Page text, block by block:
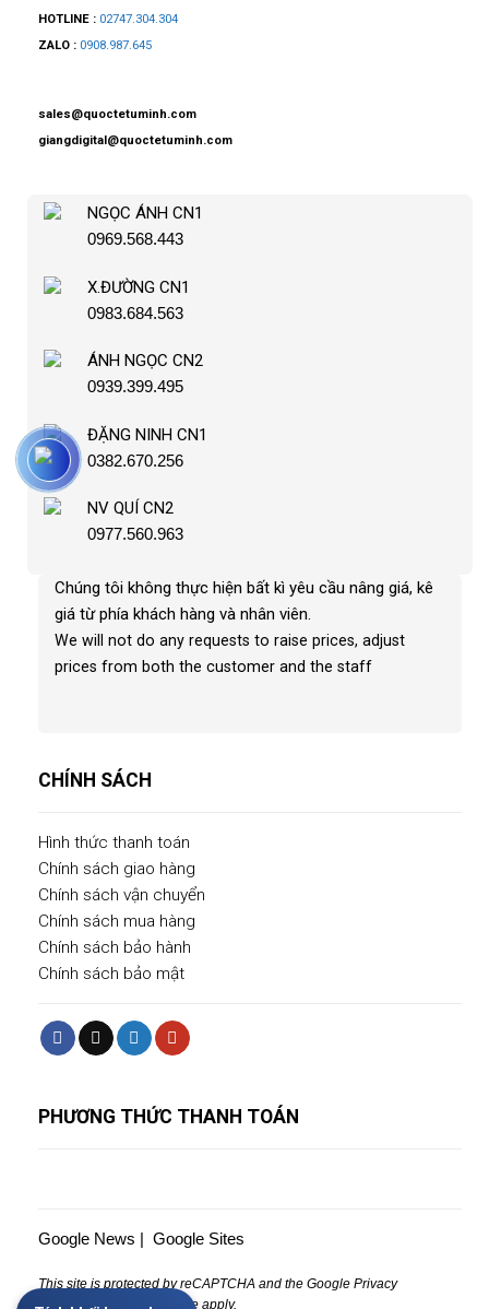
HOTLINE : 02747.304.304
ZALO : 0908.987.645
sales@quoctetuminh.com
giangdigital@quoctetuminh.com
NGỌC ÁNH CN1
0969.568.443
X.ĐƯỜNG CN1
0983.684.563
ÁNH NGỌC CN2
0939.399.495
ĐẶNG NINH CN1
0382.670.256
NV QUÍ CN2
0977.560.963
Chúng tôi không thực hiện bất kì yêu cầu nâng giá, kê
giá từ phía khách hàng và nhân viên.
We will not do any requests to raise prices, adjust
prices from both the customer and the staff
CHÍNH SÁCH
Hình thức thanh toán
Chính sách giao hàng
Chính sách vận chuyển
Chính sách mua hàng
Chính sách bảo hành
Chính sách bảo mật
PHƯƠNG THỨC THANH TOÁN
Google News | Google Sites
This site is protected by reCAPTCHA and the Google Privacy
Policy and Terms of Service apply.